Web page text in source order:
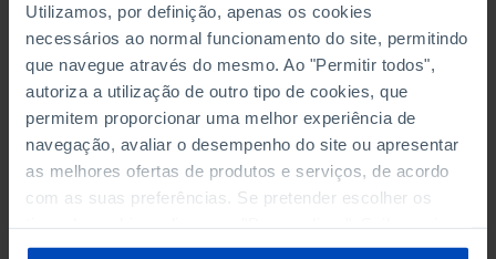
Utilizamos, por definição, apenas os cookies
necessários ao normal funcionamento do site, permitindo
que navegue através do mesmo. Ao "Permitir todos",
autoriza a utilização de outro tipo de cookies, que
permitem proporcionar uma melhor experiência de
navegação, avaliar o desempenho do site ou apresentar
as melhores ofertas de produtos e serviços, de acordo
com as suas preferências. Se pretender escolher os
sobre cookies através da gestão de preferências ou da
Empresas não financeiras
Empresas não financeiras
VOLUME DE NEGÓCIOS DAS
QUATRO MAIORES EMPRESAS
DO MUNICÍPIO (%)
Empresas não financeiras
VOLUME DE NEGÓCIOS DAS
QUATRO MAIORES EMPRESAS
DO MUNICÍPIO (%)
Empresas não financeiras
BANCOS, CAIXAS ECONÓMICAS
BANCOS, CAIXAS ECONÓMICAS -
CAIXAS DE CRÉDITO AGRÍCOLA
CAIXAS DE CRÉDITO AGRÍCOLA